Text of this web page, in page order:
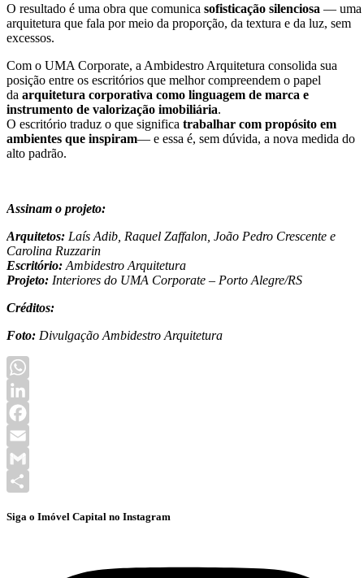
O resultado é uma obra que comunica sofisticação silenciosa — uma
arquitetura que fala por meio da proporção, da textura e da luz, sem
excessos.
Com o UMA Corporate, a Ambidestro Arquitetura consolida sua
posição entre os escritórios que melhor compreendem o papel
da arquitetura corporativa como linguagem de marca e
instrumento de valorização imobiliária.
O escritório traduz o que significa trabalhar com propósito em
ambientes que inspiram— e essa é, sem dúvida, a nova medida do
alto padrão.
Assinam o projeto:
Arquitetos: Laís Adib, Raquel Zaffalon, João Pedro Crescente e
Carolina Ruzzarin
Escritório: Ambidestro Arquitetura
Projeto: Interiores do UMA Corporate – Porto Alegre/RS
Créditos:
Foto: Divulgação Ambidestro Arquitetura
WhatsApp
LinkedIn
Facebook
Email
Gmail
Siga o Imóvel Capital no Instagram